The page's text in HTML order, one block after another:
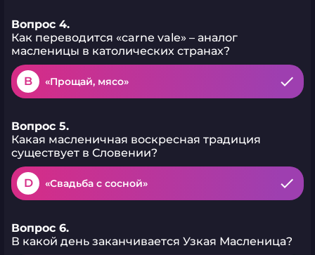
Вопрос 4.
Как переводится «carne vale» – аналог
масленицы в католических странах?
B «Прощай, мясо»
Вопрос 5.
Какая масленичная воскресная традиция
существует в Словении?
D «Свадьба с сосной»
Вопрос 6.
В какой день заканчивается Узкая Масленица?